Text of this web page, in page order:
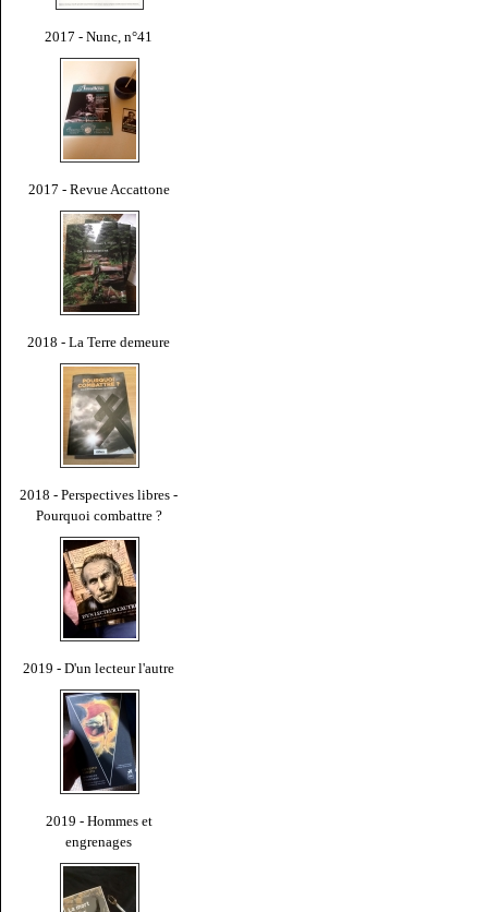
2017 - Nunc, n°41
2017 - Revue Accattone
2018 - La Terre demeure
2018 - Perspectives libres -
Pourquoi combattre ?
2019 - D'un lecteur l'autre
2019 - Hommes et
engrenages